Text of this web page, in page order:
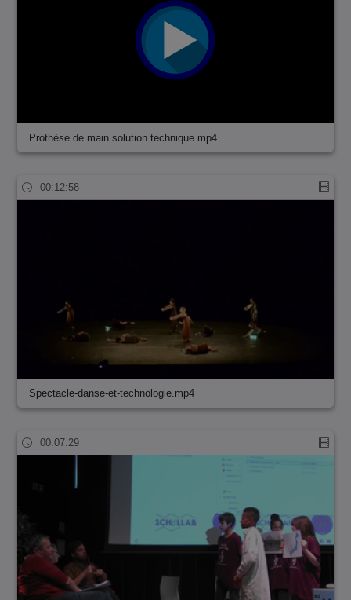
Prothèse de main solution technique.mp4
00:12:58
Spectacle-danse-et-technologie.mp4
00:07:29